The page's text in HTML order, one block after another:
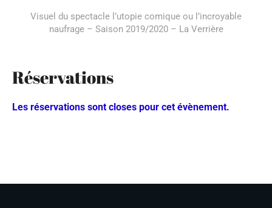
Visuel du spectacle l’utopie comique ou l’incroyable
naufrage – Saison 2019/2020 – La Verrière
Réservations
Les réservations sont closes pour cet évènement.